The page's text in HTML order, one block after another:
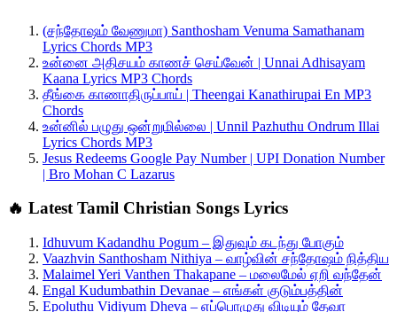
(சந்தோஷம் வேணுமா) Santhosham Venuma Samathanam
Lyrics Chords MP3
உன்னை அதிசயம் காணச் செய்வேன் | Unnai Adhisayam
Kaana Lyrics MP3 Chords
தீங்கை காணாதிருப்பாய் | Theengai Kanathirupai En MP3
Chords
உன்னில் பழுது ஒன்றுமில்லை | Unnil Pazhuthu Ondrum Illai
Lyrics Chords MP3
Jesus Redeems Google Pay Number | UPI Donation Number
| Bro Mohan C Lazarus
🔥 Latest Tamil Christian Songs Lyrics
Idhuvum Kadandhu Pogum – இதுவும் கடந்து போகும்
Vaazhvin Santhosham Nithiya – வாழ்வின் சந்தோஷம் நித்திய
Malaimel Yeri Vanthen Thakapane – மலைமேல் ஏறி வந்தேன்
Engal Kudumbathin Devanae – எங்கள் குடும்பத்தின்
Epoluthu Vidiyum Dheva – எப்பொழுது விடியும் தேவா